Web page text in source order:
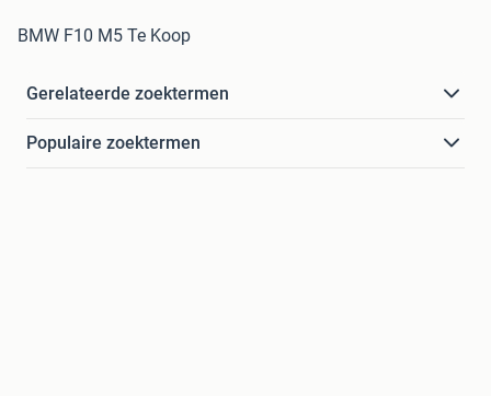
BMW F10 M5 Te Koop
Gerelateerde zoektermen
Populaire zoektermen